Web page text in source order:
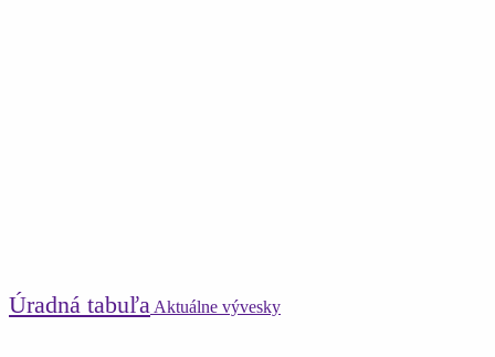
Úradná tabuľa Aktuálne vývesky